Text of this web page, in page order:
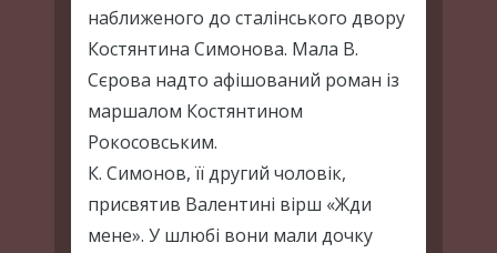
наближеного до сталінського двору
Костянтина Симонова. Мала В.
Сєрова надто афішований роман із
маршалом Костянтином
Рокосовським.
К. Симонов, її другий чоловік,
присвятив Валентині вірш «Жди
мене». У шлюбі вони мали дочку